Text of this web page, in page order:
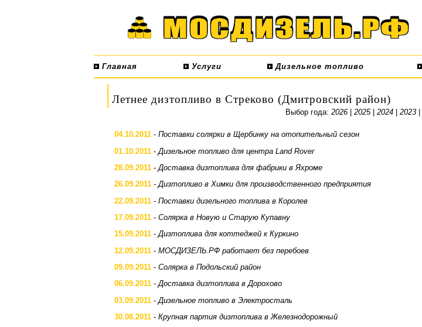
Главная Услуги Дизельное топливо
Летнее дизтопливо в Стреково (Дмитровский район)
Выбор года: 2026 2025| 2024 2023
04.10.2011 - Поставки солярки в Щербинку на отопительный сезон
01.10.2011 - Дизельное топливо для центра Land Rover
28.09.2011 - Доставка дизтоплива для фабрики в Яхроме
26.09.2011 -Дизтопливо в Химки для производственного предприятия
22.09.2011 - Поставки дизельного топлива в Королев
17.09.2011 - Солярка в Новую и Старую Купавну
15.09.2011 -Дизтоплива для коттеджей к Куркино
12.09.2011 - МОСДИЗЕЛЬ.РФ работает без перебоев
09.09.2011 - Солярка в Подольский район
06.09.2011 -Доставка дизтоплива в Дорохово
03.09.2011 - Дизельное топливо в Электросталь
30.08.2011 - Крупная партия дизтоплива в Железнодорожный